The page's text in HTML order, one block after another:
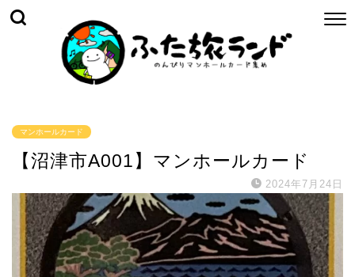
マンホールカード
【沼津市A001】マンホールカード
2024年7月24日